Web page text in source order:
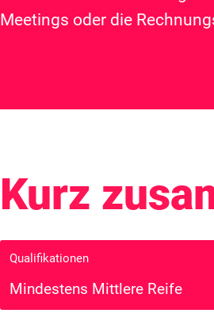
Meetings oder die
Kurz
Qualifikationen
Mindestens Mittlere Reife